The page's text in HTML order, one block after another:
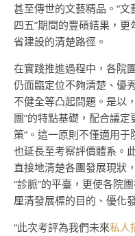
甚至傳世的文藝精品。“文
四五”期間的豐碩結果，
省建設的清楚路徑。
在實踐推進過程中，各院
仍面臨定位不夠清楚、優
不健全等凸起問題。是以
團”的特點基礎，配合議定
策”。這一原則不僅適用
也延長至考察評價體系。
直接地清楚各團發展現狀
“診脈”的平臺，更使各院
厘清發展標的目的、優化
“此次考評為我們未來私人